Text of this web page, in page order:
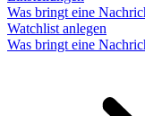
Was bringt eine
Watchlist anlegen
Was bringt eine